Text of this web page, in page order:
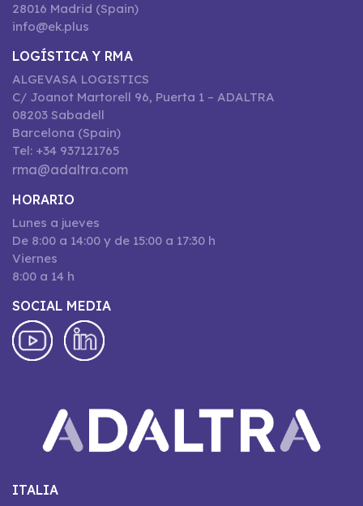
28016 Madrid (Spain)
info@ek.plus
LOGÍSTICA Y RMA
ALGEVASA LOGISTICS
C/ Joanot Martorell 96, Puerta 1 – ADALTRA
08203 Sabadell
Barcelona (Spain)
Tel: +34 937121765
rma@adaltra.com
HORARIO
Lunes a jueves
De 8:00 a 14:00 y de 15:00 a 17:30 h
Viernes
8:00 a 14 h
SOCIAL MEDIA
ITALIA